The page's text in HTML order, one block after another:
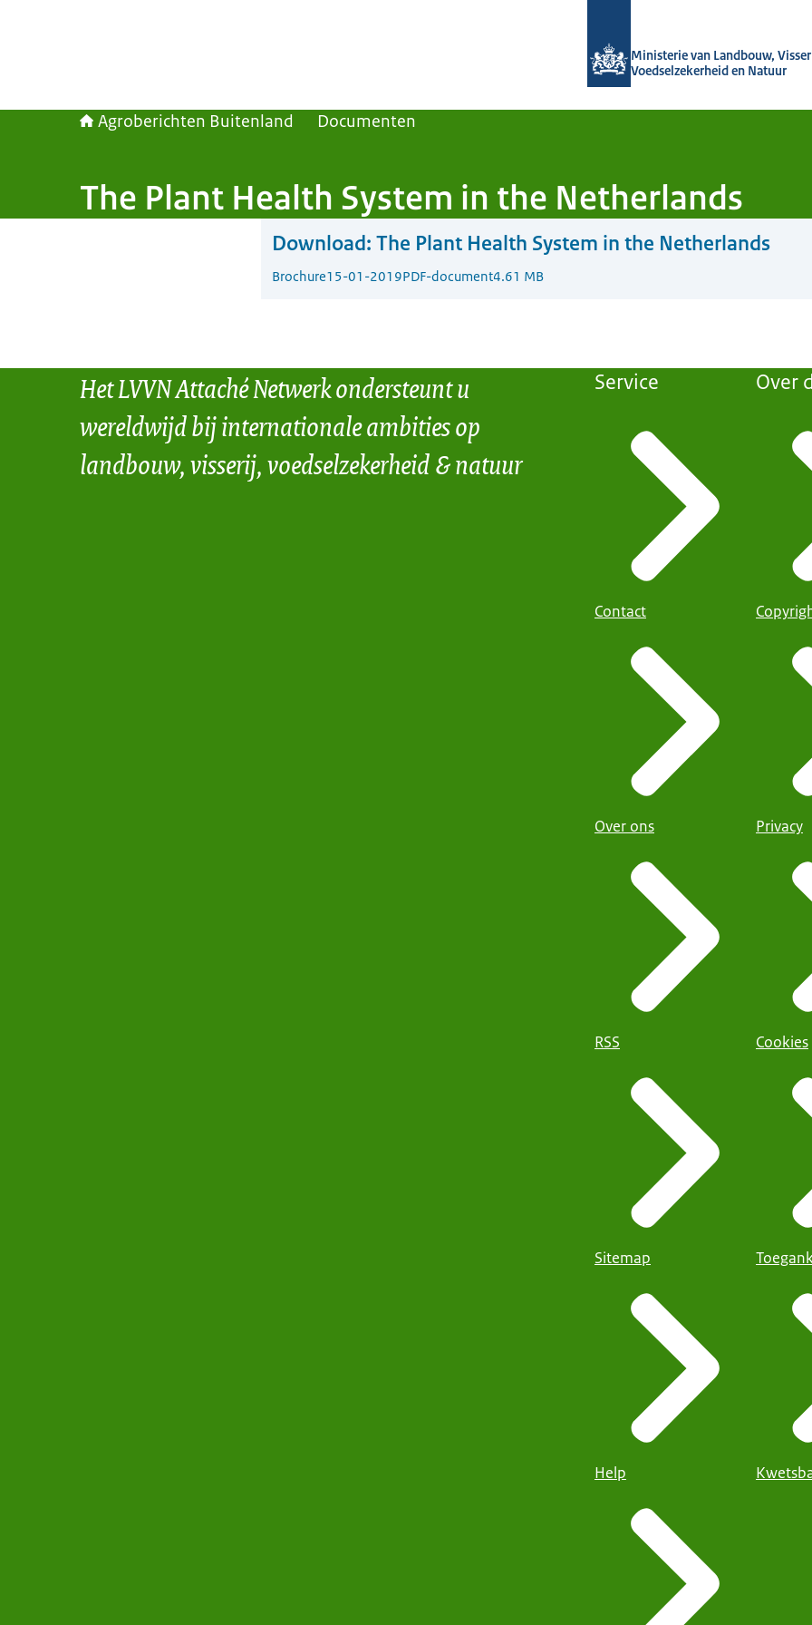
Ministerie van Landbouw,
Voedselzekerheid en Natuur
Agroberichten Buitenland Documenten
The Plant Health System in the Netherlands
Download: The Plant Health System in the Netherlands
Brochure15-01-2019PDF-document4.61 MB
Het LVVN Attaché Netwerk ondersteunt u
wereldwijd bij internationale ambities op
landbouw, visserij, voedselzekerheid & natuur
Service
Contact
Over ons
RSS
Sitemap
Help
Over
Privacy
Cookies